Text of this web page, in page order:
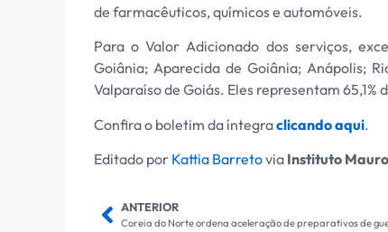
de farmacêuticos, químicos e automóveis.
Para o Valor Adicionado dos serviços,
Goiânia; Aparecida de Goiânia; Anápolis;
Valparaíso de Goiás. Eles representam 65,1%
Confira o boletim da íntegraclicando aqui.
Editado por Kattia Barretovia Instituto
ANTERIOR
Coreia do Norte ordena aceleração de preparativos de